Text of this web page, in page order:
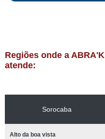
Regiões onde a
atende:
Sorocaba
Alto da boa vista